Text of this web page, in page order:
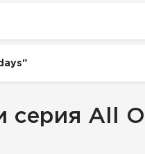
серия All